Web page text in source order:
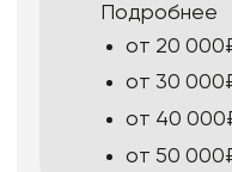
Подробнее
от 20
от 30
от 40
от 50